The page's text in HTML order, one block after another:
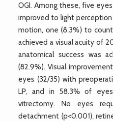
OGI. Among these, five
improved to light perception
motion, one (8.3%) to
achieved a visual acuity of
anatomical success was
(82.9%). Visual
eyes (32/35) with
LP, and in 58.3% of
vitrectomy. No eyes
detachment (p<0.001),